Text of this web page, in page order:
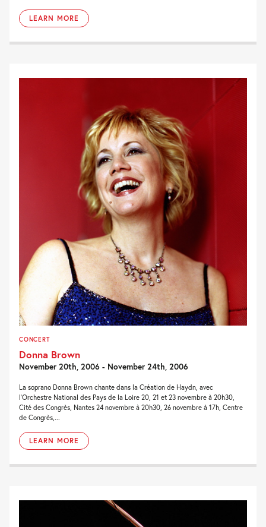
LEARN MORE
CONCERT
Donna Brown
November 20th, 2006 - November 24th, 2006
La soprano Donna Brown chante dans la Création de Haydn, avec
l’Orchestre National des Pays de la Loire 20, 21 et 23 novembre à 20h30,
Cité des Congrès, Nantes 24 novembre à 20h30, 26 novembre à 17h, Centre
de Congrès,...
LEARN MORE